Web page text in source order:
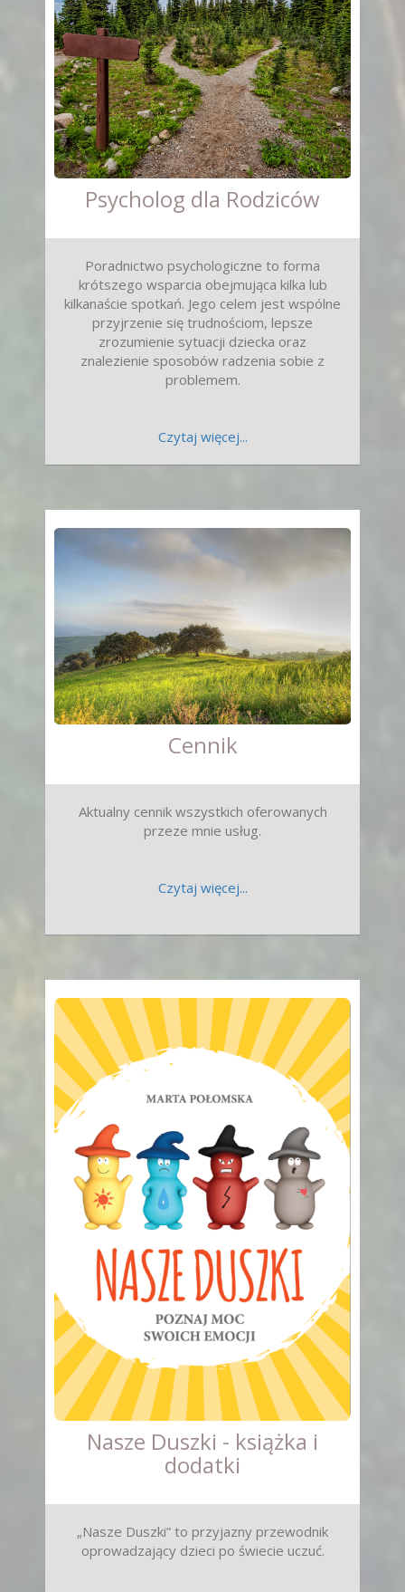
Psycholog dla Rodziców
Poradnictwo psychologiczne to forma
krótszego wsparcia obejmująca kilka lub
kilkanaście spotkań. Jego celem jest wspólne
przyjrzenie się trudnościom, lepsze
zrozumienie sytuacji dziecka oraz
znalezienie sposobów radzenia sobie z
problemem.
Czytaj więcej...
Cennik
Aktualny cennik wszystkich oferowanych
przeze mnie usług.
Czytaj więcej...
Nasze Duszki - książka i
dodatki
„Nasze Duszki” to przyjazny przewodnik
oprowadzający dzieci po świecie uczuć.